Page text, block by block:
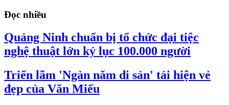
Đọc nhiều
Quảng Ninh chuẩn bị tổ chức đại tiệc
nghệ thuật lớn kỷ lục 100.000 người
Triển lãm 'Ngàn năm di sản' tái hiện vẻ
đẹp của Văn Miếu